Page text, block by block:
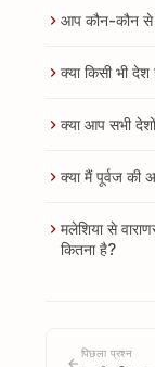
आप कौन-कौन से
क्या किसी भी
क्या आप सभी
क्या मैं पूर्वज की
मलेशिया से
कितना है?
पिछला प्रश्न